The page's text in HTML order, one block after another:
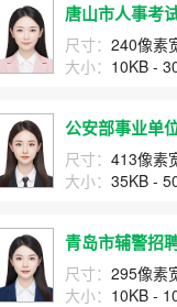
唐山市人事考
尺寸： 240像素
大小： 10KB -
公安部事业单
尺寸： 413像素
大小： 35KB -
青岛市辅警招
尺寸： 295像素
大小： 10KB -